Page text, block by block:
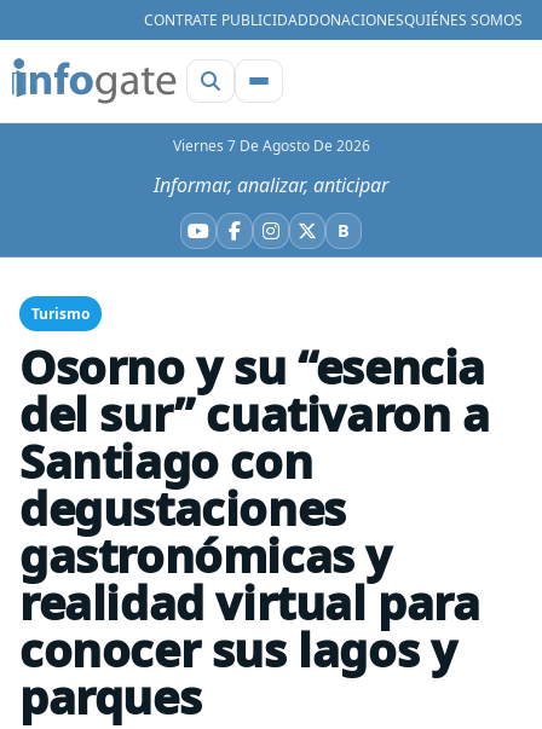
CONTRATE PUBLICIDADDONACIONESQUIÉNES SOMOS
Viernes 7 De Agosto De 2026
Informar, analizar, anticipar
YouTube
Facebook
Instagram
X BBluesky
Turismo
Osorno y su “esencia
del sur” cuativaron a
Santiago con
degustaciones
gastronómicas y
realidad virtual para
conocer sus lagos y
parques